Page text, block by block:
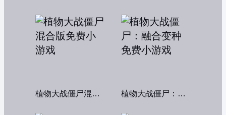
植物大战僵尸混合版 植物大战僵尸：融合变种